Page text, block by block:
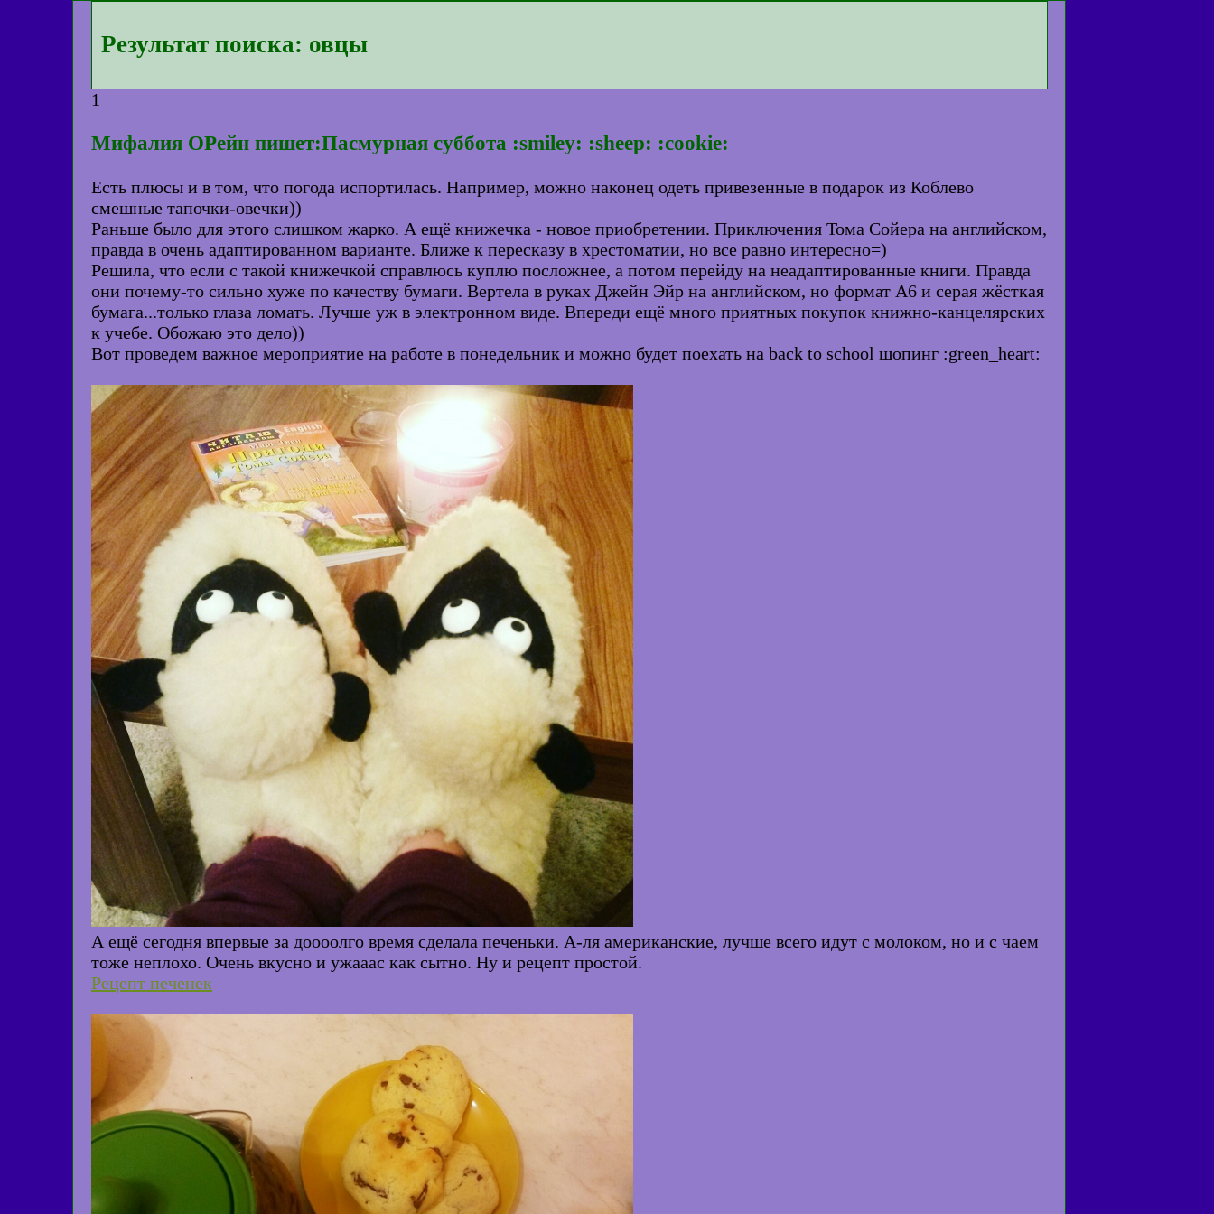
Результат поиска: овцы
1
Мифалия ОРейн пишет:Пасмурная суббота :smiley: :sheep: :cookie:
Есть плюсы и в том, что погода испортилась. Например, можно наконец одеть привезенные в подарок из Коблево
смешные тапочки-овечки))
Раньше было для этого слишком жарко. А ещё книжечка - новое приобретении. Приключения Тома Сойера на английском,
правда в очень адаптированном варианте. Ближе к пересказу в хрестоматии, но все равно интересно=)
Решила, что если с такой книжечкой справлюсь куплю посложнее, а потом перейду на неадаптированные книги. Правда
они почему-то сильно хуже по качеству бумаги. Вертела в руках Джейн Эйр на английском, но формат А6 и серая жёсткая
бумага...только глаза ломать. Лучше уж в электронном виде. Впереди ещё много приятных покупок книжно-канцелярских
к учебе. Обожаю это дело))
Вот проведем важное мероприятие на работе в понедельник и можно будет поехать на back to school шопинг :green_heart:
А ещё сегодня впервые за доооолго время сделала печеньки. А-ля американские, лучше всего идут с молоком, но и с чаем
тоже неплохо. Очень вкусно и ужааас как сытно. Ну и рецепт простой.
Рецепт печенек